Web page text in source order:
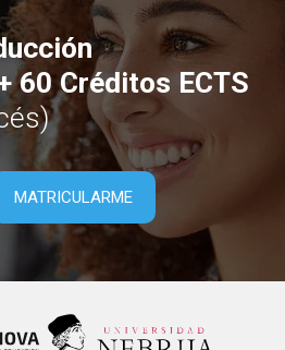
60 Créditos ECTS
MATRICULARME